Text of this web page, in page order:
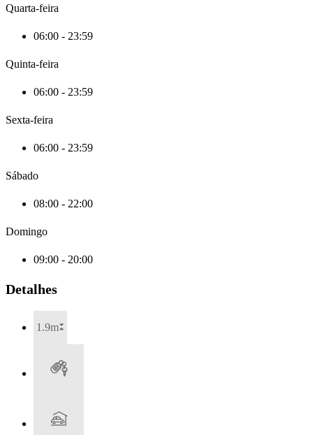
Quarta-feira
06:00 - 23:59
Quinta-feira
06:00 - 23:59
Sexta-feira
06:00 - 23:59
Sábado
08:00 - 22:00
Domingo
09:00 - 20:00
Detalhes
1.9m